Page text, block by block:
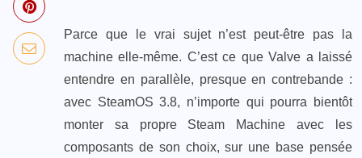
Parce que le vrai sujet n’est peut-être pas la
machine elle-même. C’est ce que Valve a laissé
entendre en parallèle, presque en contrebande :
avec SteamOS 3.8, n’importe qui pourra bientôt
monter sa propre Steam Machine avec les
composants de son choix, sur une base pensée